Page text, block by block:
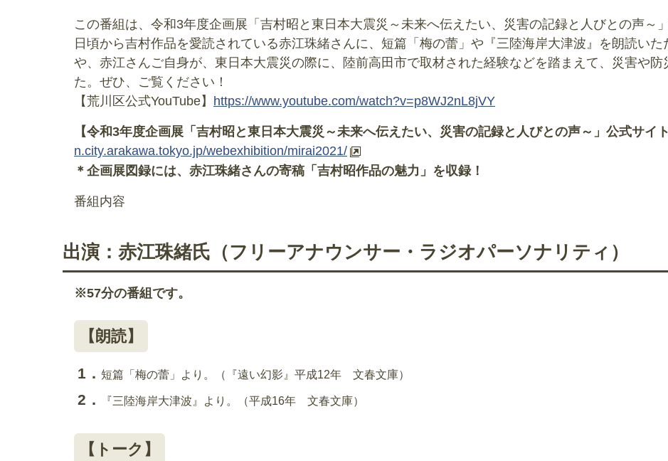
この番組は、令和3年度企画展「吉村昭と東日本大震災～未来へ伝えたい、災害の記録と人びとの声～
日頃から吉村作品を愛読されている赤江珠緒さんに、短篇「梅の蕾」や『三陸海岸大津波』を朗読い
や、赤江さんご自身が、東日本大震災の際に、陸前高田市で取材された経験などを踏まえて、災害や
た。ぜひ、ご覧ください！
【荒川区公式YouTube】 https://www.youtube.com/watch?v=p8WJ2nL8jVY
【令和3年度企画展「吉村昭と東日本大震災～未来へ伝えたい、災害の記録と人びとの声～」公式サイト
n.city.arakawa.tokyo.jp/webexhibition/mirai2021/
＊企画展図録には、赤江珠緒さんの寄稿「吉村昭作品の魅力」を収録！
番組内容
出演：赤江珠緒氏（フリーアナウンサー・ラジオパーソナリティ）
※57分の番組です。
【朗読】
短篇「梅の蕾」より。（『遠い幻影』平成12年 文春文庫）
『三陸海岸大津波』より。（平成16年 文春文庫）
【トーク】